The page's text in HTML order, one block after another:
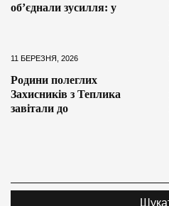
об’єднали зусилля: у
11 БЕРЕЗНЯ, 2026
Родини полеглих
Захисників з Теплика
завітали до